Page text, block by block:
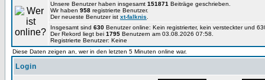
Unsere Benutzer haben insgesamt 151871 Beiträge geschrieben.
Wir haben 958 registrierte Benutzer.
Der neueste Benutzer ist xt-falknis
Insgesamt sind 630 Benutzer online: Kein registrierter, kein versteckter und
Der Rekord liegt bei 1795 Benutzern am 03.08.2026 07:58.
Registrierte Benutzer: Keine
Diese Daten zeigen an, wer in den letzten 5 Minuten online war.
Login